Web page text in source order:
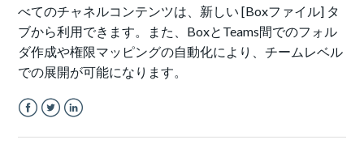
べてのチャネルコンテンツは、新しい [Boxファイル] タ
ブから利用できます。また、BoxとTeams間でのフォル
ダ作成や権限マッピングの自動化により、チームレベル
での展開が可能になります。